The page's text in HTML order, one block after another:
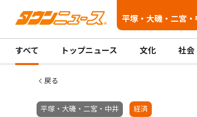
平塚・大磯・二宮・
すべて トップニュース 文化 社会
戻る
平塚・大磯・二宮・中井 経済